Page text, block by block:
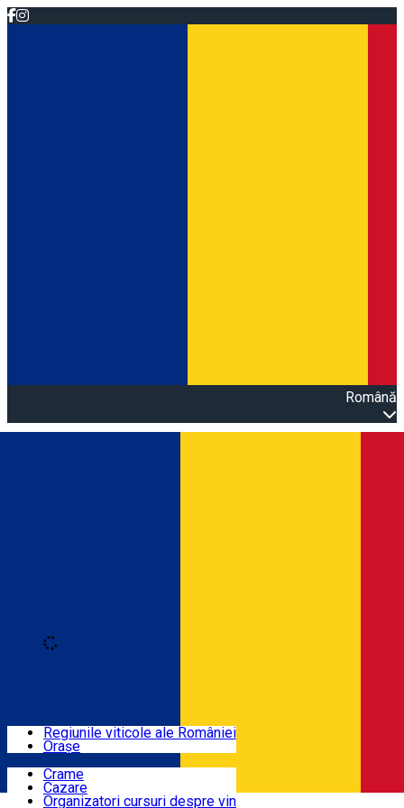
Română
Locuri cu vin
Rute
Regiunile viticole ale României
Orașe
Crame
Cazare
Organizatori cursuri despre vin